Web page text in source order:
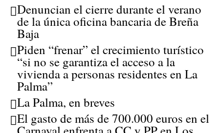
Denuncian el cierre durante el verano
de la única oficina bancaria de Breña
Baja
Piden “frenar” el crecimiento turístico
“si no se garantiza el acceso a la
vivienda a personas residentes en La
Palma”
La Palma, en breves
El gasto de más de 700.000 euros en el